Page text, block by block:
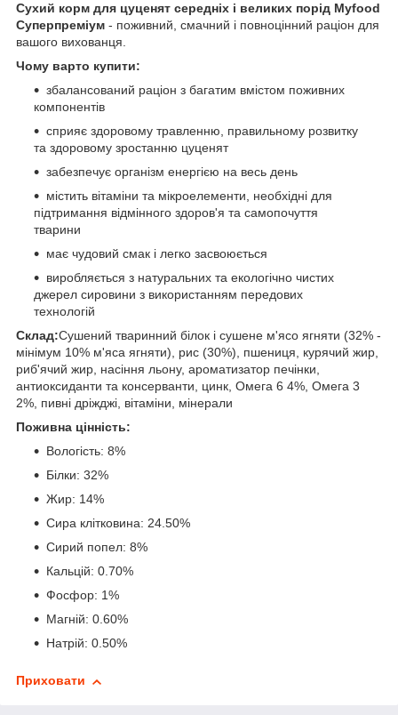
Сухий корм для цуценят середніх і великих порід Myfood
Суперпреміум - поживний, смачний і повноцінний раціон для
вашого вихованця.
Чому варто купити:
збалансований раціон з багатим вмістом поживних
компонентів
сприяє здоровому травленню, правильному розвитку
та здоровому зростанню цуценят
забезпечує організм енергією на весь день
містить вітаміни та мікроелементи, необхідні для
підтримання відмінного здоров'я та самопочуття
тварини
має чудовий смак і легко засвоюється
виробляється з натуральних та екологічно чистих
джерел сировини з використанням передових
технологій
Склад:Сушений тваринний білок і сушене м'ясо ягняти (32% -
мінімум 10% м'яса ягняти), рис (30%), пшениця, курячий жир,
риб'ячий жир, насіння льону, ароматизатор печінки,
антиоксиданти та консерванти, цинк, Омега 6 4%, Омега 3
2%, пивні дріжджі, вітаміни, мінерали
Поживна цінність:
Вологість: 8%
Білки: 32%
Жир: 14%
Сира клітковина: 24.50%
Сирий попел: 8%
Кальцій: 0.70%
Фосфор: 1%
Магній: 0.60%
Натрій: 0.50%
Приховати